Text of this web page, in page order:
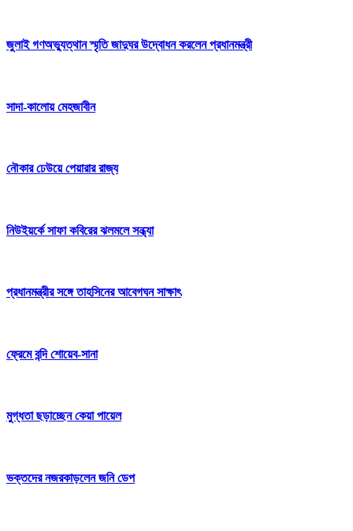
জুলাই গণঅভ্যুত্থান স্মৃতি জাদুঘর উদ্বোধন করলেন প্রধানমন্ত্রী
সাদা-কালোয় মেহজাবীন
নৌকার ঢেউয়ে পেয়ারার রাজ্য
নিউইয়র্কে সাফা কবিরের ঝলমলে সন্ধ্যা
প্রধানমন্ত্রীর সঙ্গে তাহসিনের আবেগঘন সাক্ষাৎ
ফ্রেমে বন্দি শোয়েব-সানা
মুগ্ধতা ছড়াচ্ছেন কেয়া পায়েল
ভক্তদের নজরকাড়লেন জনি ডেপ